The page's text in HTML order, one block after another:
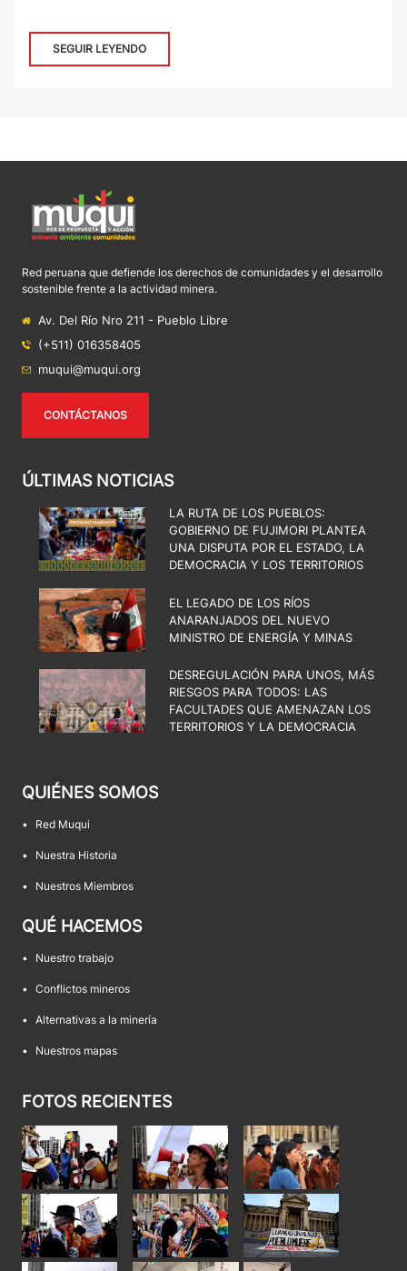
SEGUIR LEYENDO
Red peruana que defiende los derechos de comunidades y el desarrollo
sostenible frente a la actividad minera.
Av. Del Río Nro 211 - Pueblo Libre
(+511) 016358405
muqui@muqui.org
CONTÁCTANOS
ÚLTIMAS NOTICIAS
LA RUTA DE LOS PUEBLOS:
GOBIERNO DE FUJIMORI PLANTEA
UNA DISPUTA POR EL ESTADO, LA
DEMOCRACIA Y LOS TERRITORIOS
EL LEGADO DE LOS RÍOS
ANARANJADOS DEL NUEVO
MINISTRO DE ENERGÍA Y MINAS
DESREGULACIÓN PARA UNOS, MÁS
RIESGOS PARA TODOS: LAS
FACULTADES QUE AMENAZAN LOS
TERRITORIOS Y LA DEMOCRACIA
QUIÉNES SOMOS
• Red Muqui
• Nuestra Historia
• Nuestros Miembros
QUÉ HACEMOS
• Nuestro trabajo
• Conflictos mineros
• Alternativas a la minería
• Nuestros mapas
FOTOS RECIENTES